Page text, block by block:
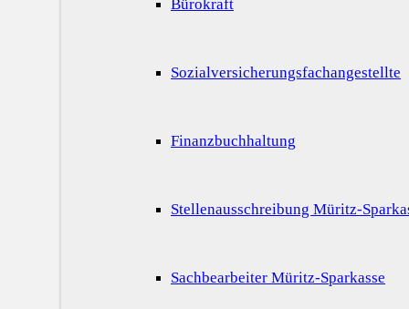
Bürokraft
Sozialversicherungsfachangestellte
Finanzbuchhaltung
Stellenausschreibung Müritz-
Sachbearbeiter Müritz-Sparkasse